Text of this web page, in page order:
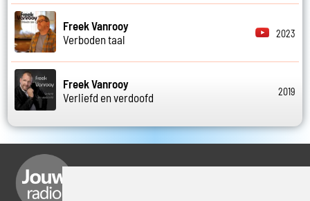
Freek Vanrooy
Verboden taal
2023
Freek Vanrooy
Verliefd en verdoofd
2019